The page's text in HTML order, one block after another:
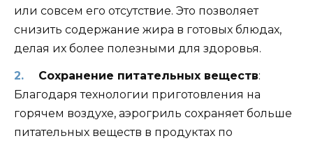
или совсем его отсутствие. Это позволяет
снизить содержание жира в готовых блюдах,
делая их более полезными для здоровья.
Сохранение питательных веществ:
Благодаря технологии приготовления на
горячем воздухе, аэрогриль сохраняет больше
питательных веществ в продуктах по